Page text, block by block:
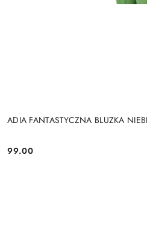
ADIA FANTASTYCZNA BLUZKA
Cena:
99.00